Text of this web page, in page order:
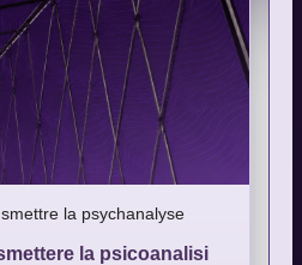
la psychanalyse
la psicoanalisi